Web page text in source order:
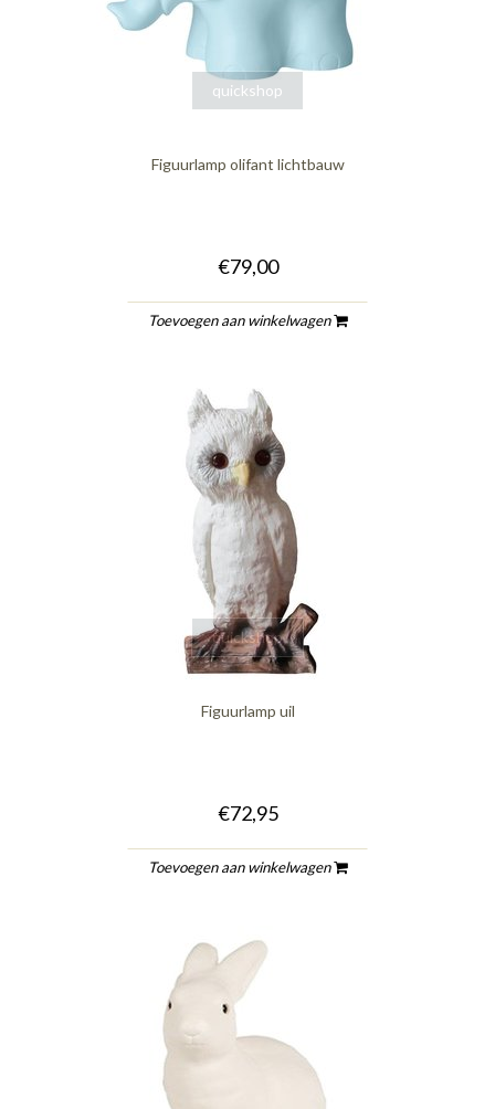
quickshop
Figuurlamp olifant lichtbauw
€79,00
Toevoegen aan winkelwagen
quickshop
Figuurlamp uil
€72,95
Toevoegen aan winkelwagen